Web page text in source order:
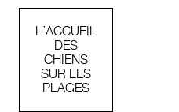
L’ACCUEIL
DES
CHIENS
SUR LES
PLAGES